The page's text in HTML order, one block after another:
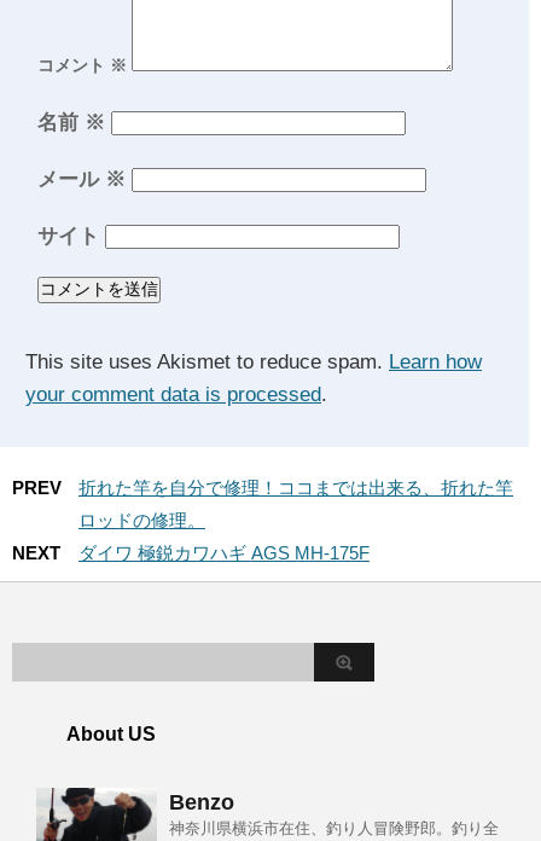
コメント ※
名前 ※
メール ※
サイト
This site uses Akismet to reduce spam. Learn how
your comment data is processed.
PREV
折れた竿を自分で修理！ココまでは出来る、折れた竿
ロッドの修理。
NEXT
ダイワ 極鋭カワハギ AGS MH-175F
About US
Benzo
神奈川県横浜市在住、釣り人冒険野郎。釣り全